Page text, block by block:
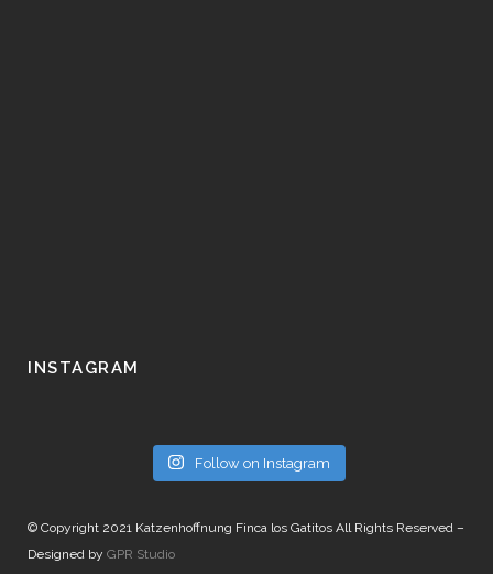
INSTAGRAM
Follow on Instagram
© Copyright 2021 Katzenhoffnung Finca los Gatitos All Rights Reserved –
Designed by GPR Studio